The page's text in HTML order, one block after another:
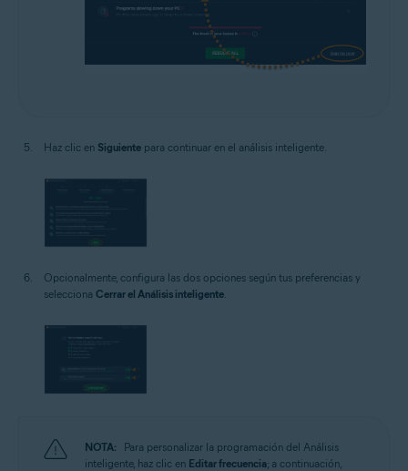
Haz clic en Siguiente para continuar en el análisis inteligente.
Opcionalmente, configura las dos opciones según tus preferencias y
selecciona Cerrar el Análisis inteligente
NOTA:
Para personalizar la programación del Análisis
inteligente, haz clic en Editar frecuencia; a continuación,